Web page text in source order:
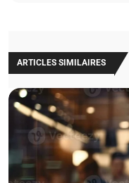
ARTICLES SIMILAIRES